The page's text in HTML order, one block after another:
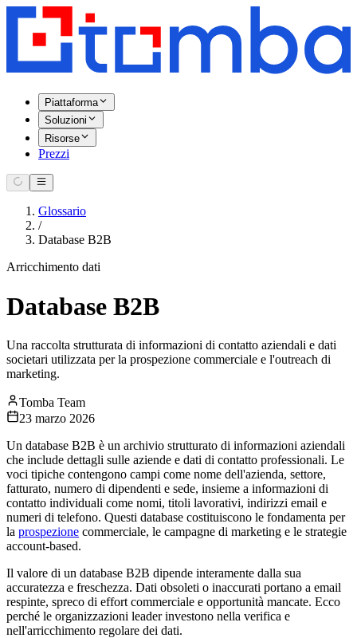
Piattaforma
Soluzioni
Risorse
Prezzi
Glossario
/
Database B2B
Arricchimento dati
Database B2B
Una raccolta strutturata di informazioni di contatto aziendali e dati
societari utilizzata per la prospezione commerciale e l'outreach di
marketing.
Tomba Team
23 marzo 2026
Un database B2B è un archivio strutturato di informazioni aziendali
che include dettagli sulle aziende e dati di contatto professionali. Le
voci tipiche contengono campi come nome dell'azienda, settore,
fatturato, numero di dipendenti e sede, insieme a informazioni di
contatto individuali come nomi, titoli lavorativi, indirizzi email e
numeri di telefono. Questi database costituiscono le fondamenta per
la prospezione commerciale, le campagne di marketing e le strategie
account-based.
Il valore di un database B2B dipende interamente dalla sua
accuratezza e freschezza. Dati obsoleti o inaccurati portano a email
respinte, spreco di effort commerciale e opportunità mancate. Ecco
perché le organizzazioni leader investono nella verifica e
nell'arricchimento regolare dei dati.